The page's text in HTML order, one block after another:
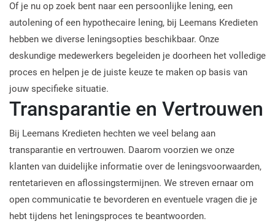
Of je nu op zoek bent naar een persoonlijke lening, een
autolening of een hypothecaire lening, bij Leemans Kredieten
hebben we diverse leningsopties beschikbaar. Onze
deskundige medewerkers begeleiden je doorheen het volledige
proces en helpen je de juiste keuze te maken op basis van
jouw specifieke situatie.
Transparantie en Vertrouwen
Bij Leemans Kredieten hechten we veel belang aan
transparantie en vertrouwen. Daarom voorzien we onze
klanten van duidelijke informatie over de leningsvoorwaarden,
rentetarieven en aflossingstermijnen. We streven ernaar om
open communicatie te bevorderen en eventuele vragen die je
hebt tijdens het leningsproces te beantwoorden.